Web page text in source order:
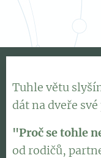
Tuhle větu
dát na dveře
"Proč se tohle
od rodičů,